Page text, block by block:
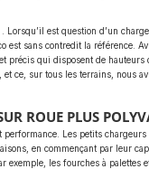
Lorsqu’il est question d’un
est sans contredit la référence.
précis qui disposent de hauteurs
et ce, sur tous les terrains, nous
ROUE PLUS
performance. Les petits
en commençant par leur
exemple, les fourches à palettes